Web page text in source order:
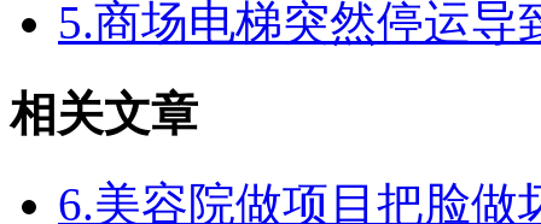
5.商场电梯突然停运
相关文章
6.美容院做项目把脸做